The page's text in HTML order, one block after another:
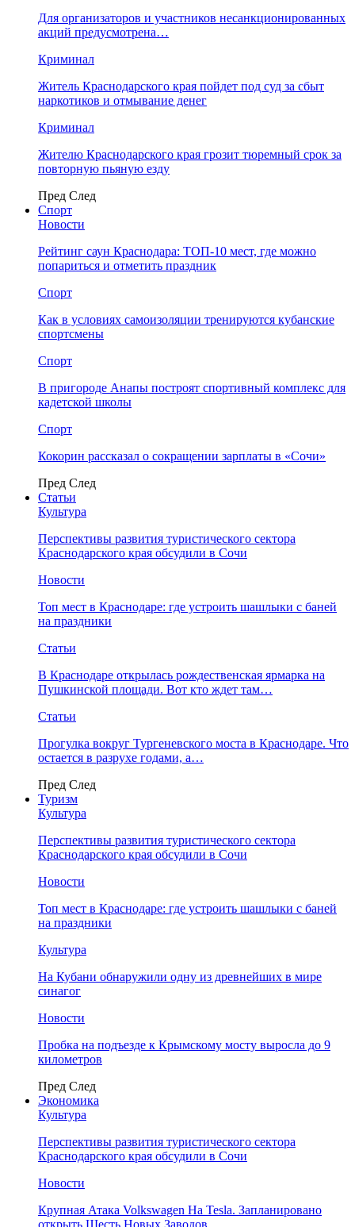
Для организаторов и участников несанкционированных
акций предусмотрена…
Криминал
Житель Краснодарского края пойдет под суд за сбыт
наркотиков и отмывание денег
Криминал
Жителю Краснодарского края грозит тюремный срок за
повторную пьяную езду
Пред След
Спорт
Новости
Рейтинг саун Краснодара: ТОП-10 мест, где можно
попариться и отметить праздник
Спорт
Как в условиях самоизоляции тренируются кубанские
спортсмены
Спорт
В пригороде Анапы построят спортивный комплекс для
кадетской школы
Спорт
Кокорин рассказал о сокращении зарплаты в «Сочи»
Пред След
Статьи
Культура
Перспективы развития туристического сектора
Краснодарского края обсудили в Сочи
Новости
Топ мест в Краснодаре: где устроить шашлыки с баней
на праздники
Статьи
В Краснодаре открылась рождественская ярмарка на
Пушкинской площади. Вот кто ждет там…
Статьи
Прогулка вокруг Тургеневского моста в Краснодаре. Что
остается в разрухе годами, а…
Пред След
Туризм
Культура
Перспективы развития туристического сектора
Краснодарского края обсудили в Сочи
Новости
Топ мест в Краснодаре: где устроить шашлыки с баней
на праздники
Культура
На Кубани обнаружили одну из древнейших в мире
синагог
Новости
Пробка на подъезде к Крымскому мосту выросла до 9
километров
Пред След
Экономика
Культура
Перспективы развития туристического сектора
Краснодарского края обсудили в Сочи
Новости
Крупная Атака Volkswagen На Tesla. Запланировано
открыть Шесть Новых Заводов